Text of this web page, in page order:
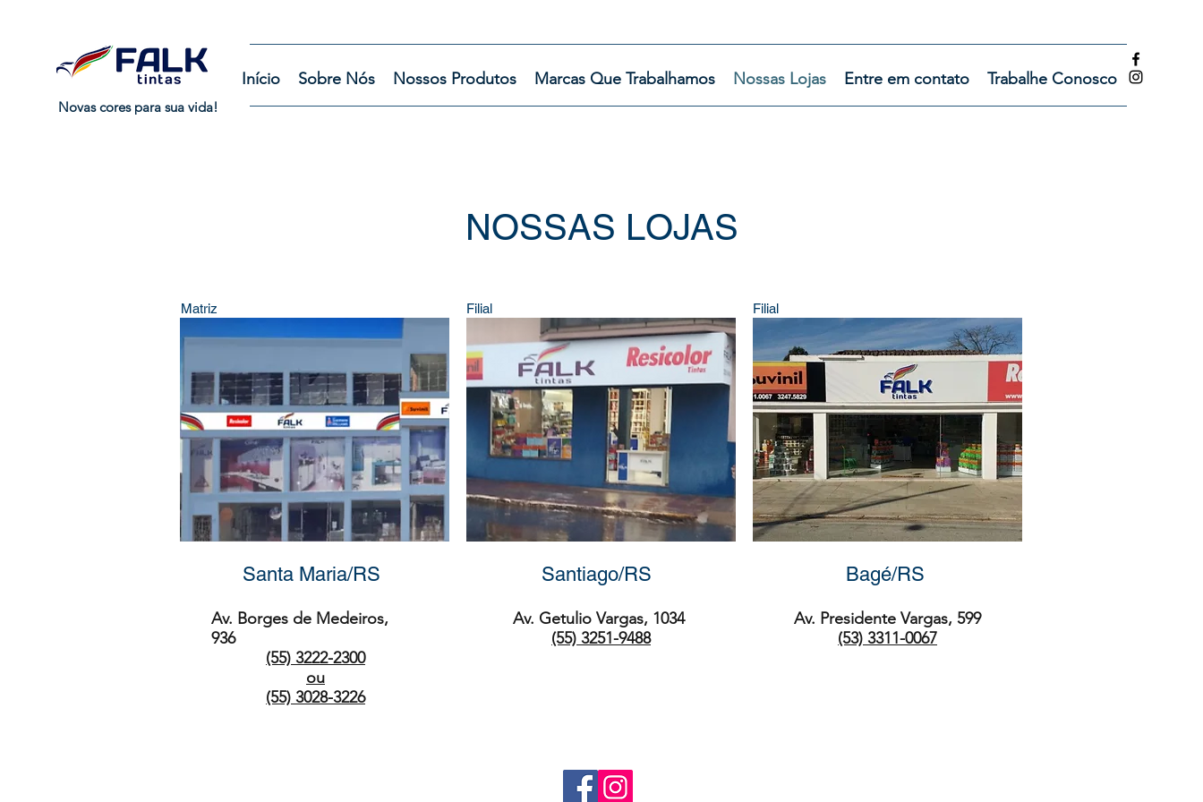
Novas cores para sua vida!
Início Sobre Nós Nossos Produtos Marcas Que Trabalhamos Nossas Lojas Entre em contato Trabalhe Conosco
NOSSAS LOJAS
Matriz
Santa Maria/RS
Av. Borges de Medeiros,
936
(55) 3222-2300
ou
(55) 3028-3226
Filial
Santiago/RS
Av. Getulio Vargas, 1034
(55) 3251-9488
Filial
Bagé/RS
Av. Presidente Vargas, 599
(53) 3311-0067